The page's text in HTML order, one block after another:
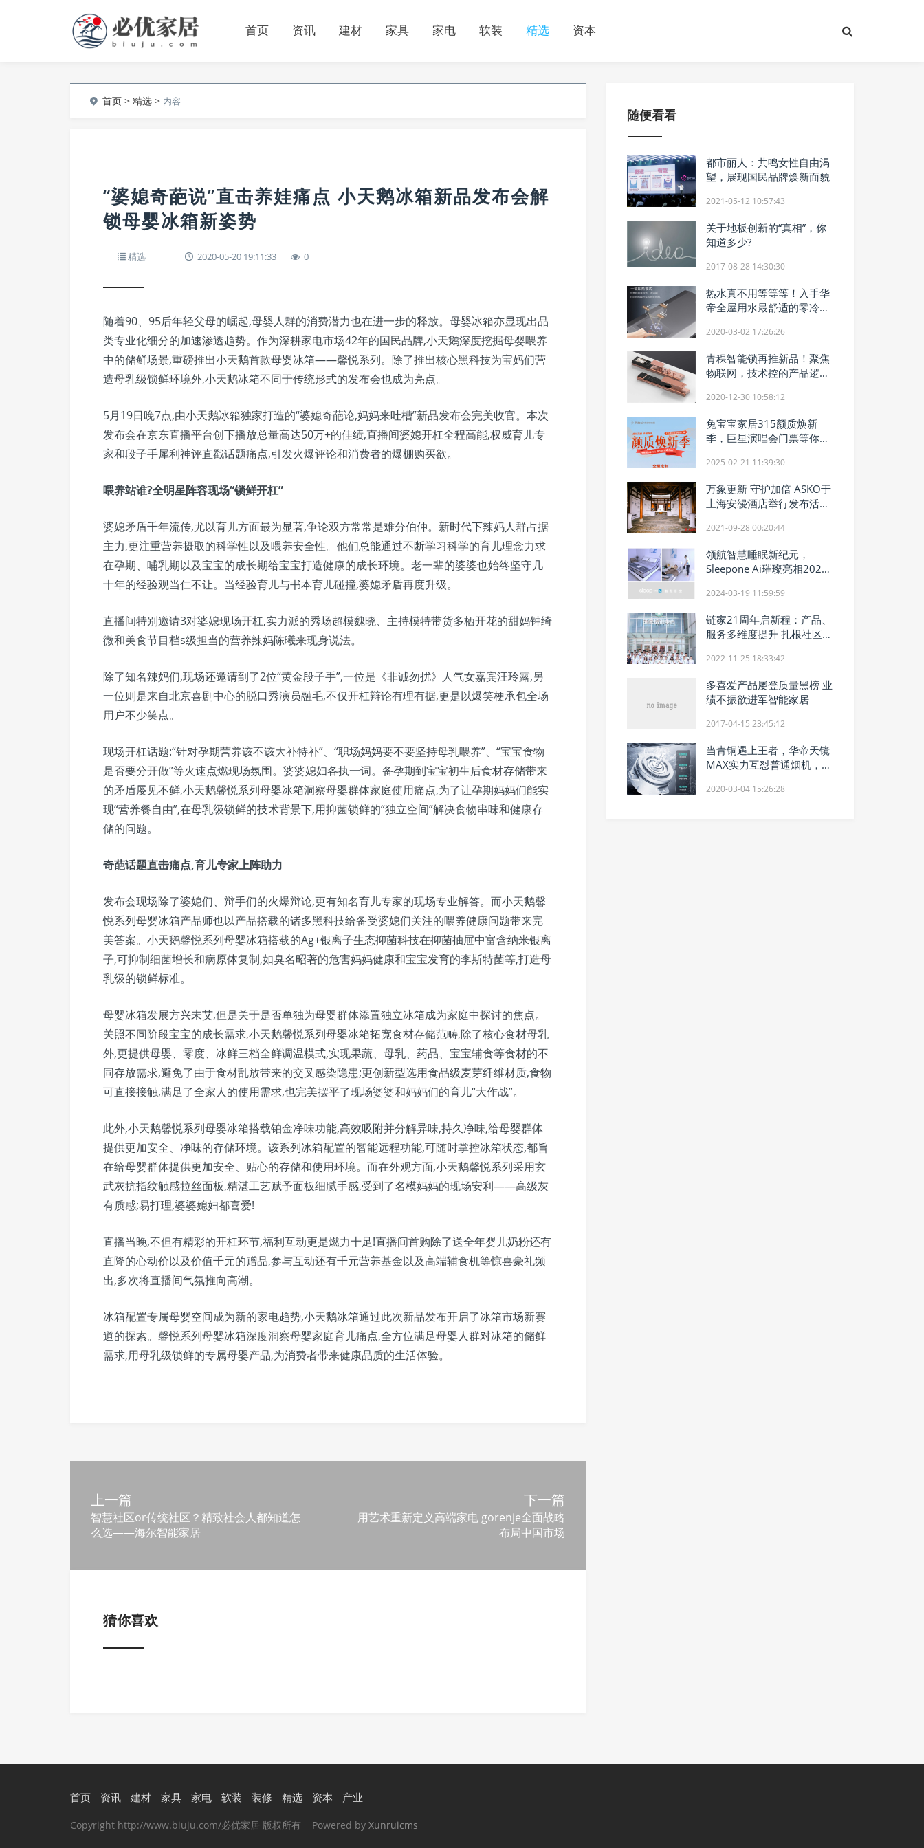
首页 资讯 建材 家具 家电 软装 精选 资本
首页 >精选 > 内容
“婆媳奇葩说”直击养娃痛点 小天鹅冰箱新品发布会解
锁母婴冰箱新姿势
精选 2020-05-20 19:11:33 0
随着90、95后年轻父母的崛起,母婴人群的消费潜力也在进一步的释放。母婴冰箱亦显现出品
类专业化细分的加速渗透趋势。作为深耕家电市场42年的国民品牌,小天鹅深度挖掘母婴喂养
中的储鲜场景,重磅推出小天鹅首款母婴冰箱——馨悦系列。除了推出核心黑科技为宝妈们营
造母乳级锁鲜环境外,小天鹅冰箱不同于传统形式的发布会也成为亮点。
5月19日晚7点,由小天鹅冰箱独家打造的“婆媳奇葩论,妈妈来吐槽”新品发布会完美收官。本次
发布会在京东直播平台创下播放总量高达50万+的佳绩,直播间婆媳开杠全程高能,权威育儿专
家和段子手犀利神评直戳话题痛点,引发火爆评论和消费者的爆棚购买欲。
喂养站谁?全明星阵容现场“锁鲜开杠”
婆媳矛盾千年流传,尤以育儿方面最为显著,争论双方常常是难分伯仲。新时代下辣妈人群占据
主力,更注重营养摄取的科学性以及喂养安全性。他们总能通过不断学习科学的育儿理念力求
在孕期、哺乳期以及宝宝的成长期给宝宝打造健康的成长环境。老一辈的婆婆也始终坚守几
十年的经验观当仁不让。当经验育儿与书本育儿碰撞,婆媳矛盾再度升级。
直播间特别邀请3对婆媳现场开杠,实力派的秀场超模魏晓、主持模特带货多栖开花的甜妈钟绮
微和美食节目档s级担当的营养辣妈陈曦来现身说法。
除了知名辣妈们,现场还邀请到了2位“黄金段子手”,一位是《非诚勿扰》人气女嘉宾汪玲露,另
一位则是来自北京喜剧中心的脱口秀演员融毛,不仅开杠辩论有理有据,更是以爆笑梗承包全场
用户不少笑点。
现场开杠话题:“针对孕期营养该不该大补特补”、“职场妈妈要不要坚持母乳喂养”、“宝宝食物
是否要分开做”等火速点燃现场氛围。婆婆媳妇各执一词。备孕期到宝宝初生后食材存储带来
的矛盾屡见不鲜,小天鹅馨悦系列母婴冰箱洞察母婴群体家庭使用痛点,为了让孕期妈妈们能实
现“营养餐自由”,在母乳级锁鲜的技术背景下,用抑菌锁鲜的“独立空间”解决食物串味和健康存
储的问题。
奇葩话题直击痛点,育儿专家上阵助力
发布会现场除了婆媳们、辩手们的火爆辩论,更有知名育儿专家的现场专业解答。而小天鹅馨
悦系列母婴冰箱产品师也以产品搭载的诸多黑科技给备受婆媳们关注的喂养健康问题带来完
美答案。小天鹅馨悦系列母婴冰箱搭载的Ag+银离子生态抑菌科技在抑菌抽屉中富含纳米银离
子,可抑制细菌增长和病原体复制,如臭名昭著的危害妈妈健康和宝宝发育的李斯特菌等,打造母
乳级的锁鲜标准。
母婴冰箱发展方兴未艾,但是关于是否单独为母婴群体添置独立冰箱成为家庭中探讨的焦点。
关照不同阶段宝宝的成长需求,小天鹅馨悦系列母婴冰箱拓宽食材存储范畴,除了核心食材母乳
外,更提供母婴、零度、冰鲜三档全鲜调温模式,实现果蔬、母乳、药品、宝宝辅食等食材的不
同存放需求,避免了由于食材乱放带来的交叉感染隐患;更创新型选用食品级麦芽纤维材质,食物
可直接接触,满足了全家人的使用需求,也完美摆平了现场婆婆和妈妈们的育儿“大作战”。
此外,小天鹅馨悦系列母婴冰箱搭载铂金净味功能,高效吸附并分解异味,持久净味,给母婴群体
提供更加安全、净味的存储环境。该系列冰箱配置的智能远程功能,可随时掌控冰箱状态,都旨
在给母婴群体提供更加安全、贴心的存储和使用环境。而在外观方面,小天鹅馨悦系列采用玄
武灰抗指纹触感拉丝面板,精湛工艺赋予面板细腻手感,受到了名模妈妈的现场安利——高级灰
有质感;易打理,婆婆媳妇都喜爱!
直播当晚,不但有精彩的开杠环节,福利互动更是燃力十足!直播间首购除了送全年婴儿奶粉还有
直降的心动价以及价值千元的赠品,参与互动还有千元营养基金以及高端辅食机等惊喜豪礼频
出,多次将直播间气氛推向高潮。
冰箱配置专属母婴空间成为新的家电趋势,小天鹅冰箱通过此次新品发布开启了冰箱市场新赛
道的探索。馨悦系列母婴冰箱深度洞察母婴家庭育儿痛点,全方位满足母婴人群对冰箱的储鲜
需求,用母乳级锁鲜的专属母婴产品,为消费者带来健康品质的生活体验。
上一篇
智慧社区or传统社区？精致社会人都知道怎
么选——海尔智能家居
下一篇
用艺术重新定义高端家电 gorenje全面战略
布局中国市场
猜你喜欢
随便看看
都市丽人：共鸣女性自由渴
望，展现国民品牌焕新面貌
2021-05-12 10:57:43
关于地板创新的“真相”，你
知道多少?
2017-08-28 14:30:30
热水真不用等等等！入手华
帝全屋用水最舒适的零冷水
2020-03-02 17:26:26
青稞智能锁再推新品！聚焦
物联网，技术控的产品逻辑
2020-12-30 10:58:12
兔宝宝家居315颜质焕新
季，巨星演唱会门票等你
2025-02-21 11:39:30
万象更新 守护加倍 ASKO于
上海安缦酒店举行发布活动
年匠心致美上市
2021-09-28 00:20:44
领航智慧睡眠新纪元，
Sleepone Ai璀璨亮相2024
2024-03-19 11:59:59
链家21周年启新程：产品、
服务多维度提升 扎根社区未
2022-11-25 18:33:42
多喜爱产品屡登质量黑榜 业
绩不振欲进军智能家居
2017-04-15 23:45:12
当青铜遇上王者，华帝天镜
MAX实力互怼普通烟机，孰
2020-03-04 15:26:28
首页 资讯 建材 家具 家电 软装 装修 精选 资本 产业
Copyright http://www.biuju.com/必优家居 版权所有 Powered by Xunruicms